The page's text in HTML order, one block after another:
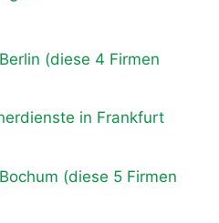
(diese 4 Firmen
in Frankfurt
(diese 5 Firmen